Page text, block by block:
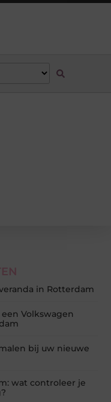
in Rotterdam
Volkswagen
bij uw nieuwe
wat controleer je